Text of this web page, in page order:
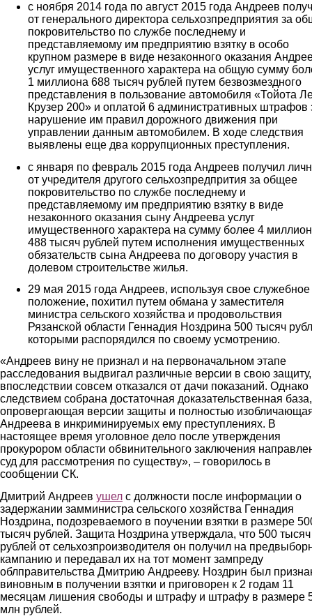
с ноября 2014 года по август 2015 года Андреев
от генерального директора сельхозпредприятия за
покровительство по службе последнему и
представляемому им предприятию взятку в особо
крупном размере в виде незаконного оказания
услуг имущественного характера на общую сумму
1 миллиона 688 тысяч рублей путем безвозмездного
представления в пользование автомобиля «Тойота
Крузер 200» и оплатой 6 административных штрафов
нарушение им правил дорожного движения при
управлении данным автомобилем. В ходе следствия
выявлены еще два коррупционных преступления.
с января по февраль 2015 года Андреев получил
от учредителя другого сельхозпредпрития за общее
покровительство по службе последнему и
представляемому им предприятию взятку в виде
незаконного оказания сыну Андреева услуг
имущественного характера на сумму более 4
488 тысяч рублей путем исполнения имущественных
обязательств сына Андреева по договору участия в
долевом строительстве жилья.
29 мая 2015 года Андреев, используя свое служебное
положение, похитил путем обмана у заместителя
министра сельского хозяйства и продовольствия
Рязанской области Геннадия Ноздрина 500 тысяч
которыми распорядился по своему усмотрению.
«Андреев вину не признал и на первоначальном этапе
расследования выдвигал различные версии в свою
впоследствии совсем отказался от дачи показаний. Однако
следствием собрана достаточная доказательственная база,
опровергающая версии защиты и полностью
Андреева в инкриминируемых ему преступлениях. В
настоящее время уголовное дело после утверждения
прокурором области обвинительного заключения
суд для рассмотрения по существу», – говорилось в
сообщении СК.
Дмитрий Андреев ушел с должности после информации о
задержании замминистра сельского хозяйства Геннадия
Ноздрина, подозреваемого в поучении взятки в размере
тысяч рублей. Защита Ноздрина утверждала, что 500 тысяч
рублей от сельхозпроизводителя он получил на
кампанию и передавал их на тот момент зампреду
облправительства Дмитрию Андрееву. Ноздрин был
виновным в получении взятки и приговорен к 2 годам 11
месяцам лишения свободы и штрафу и штрафу в размере
млн рублей.